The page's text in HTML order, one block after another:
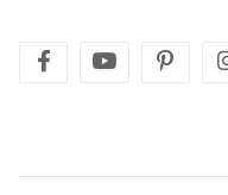
facebookyoutube